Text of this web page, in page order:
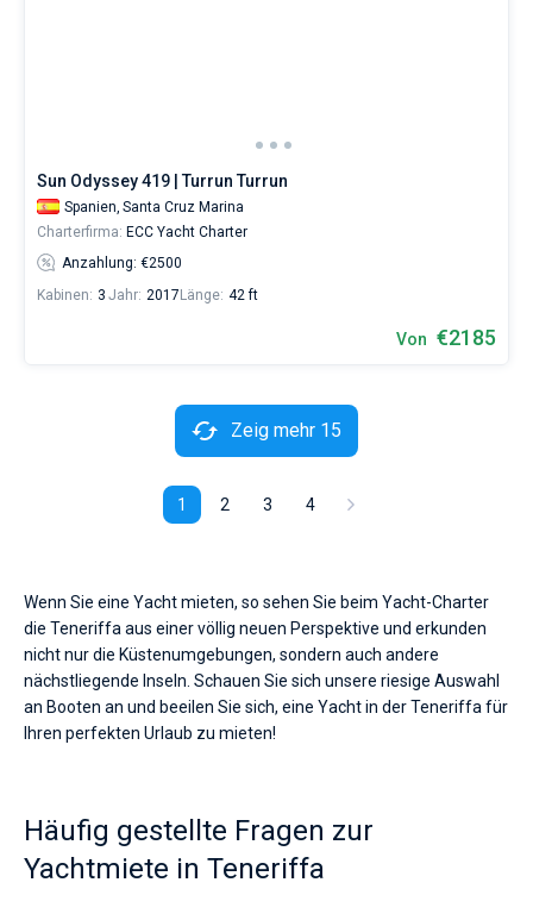
Sun Odyssey 419 | Turrun Turrun
Spanien, Santa Cruz Marina
Charterfirma: ECC Yacht Charter
Anzahlung: €2500
Kabinen: 3 Jahr: 2017 Länge: 42 ft
Von €2185
1 2 3 4
Zeig mehr 15
Wenn Sie eine Yacht mieten, so sehen Sie beim Yacht-Charter
die Teneriffa aus einer völlig neuen Perspektive und erkunden
nicht nur die Küstenumgebungen, sondern auch andere
nächstliegende Inseln. Schauen Sie sich unsere riesige Auswahl
an Booten an und beeilen Sie sich, eine Yacht in der Teneriffa für
Ihren perfekten Urlaub zu mieten!
Häufig gestellte Fragen zur
Yachtmiete in Teneriffa